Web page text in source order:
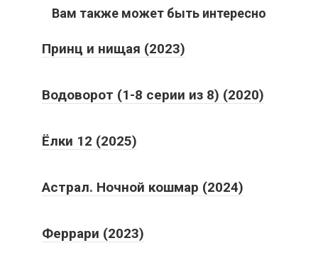
Вам также может быть интересно
Принц и нищая (2023)
Водоворот (1-8 серии из 8) (2020)
Ёлки 12 (2025)
Астрал. Ночной кошмар (2024)
Феррари (2023)